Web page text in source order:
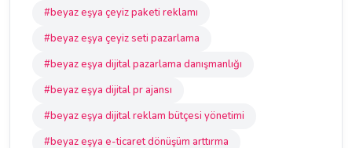
#beyaz eşya çeyiz paketi reklamı
#beyaz eşya çeyiz seti pazarlama
#beyaz eşya dijital pazarlama danışmanlığı
#beyaz eşya dijital pr ajansı
#beyaz eşya dijital reklam bütçesi yönetimi
#beyaz eşya e-ticaret dönüşüm arttırma